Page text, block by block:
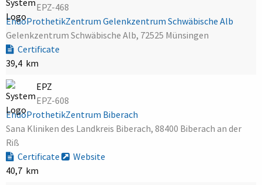
EPZ-468
EndoProthetikZentrum Gelenkzentrum Schwäbische Alb
Gelenkzentrum Schwäbische Alb, 72525 Münsingen
Certificate
39,4 km
EPZ
EPZ-608
EndoProthetikZentrum Biberach
Sana Kliniken des Landkreis Biberach, 88400 Biberach an der
Riß
Certificate
Website
40,7 km